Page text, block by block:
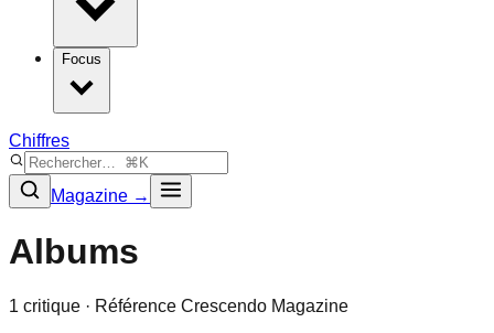
Focus
Chiffres
Magazine →
Albums
1 critique · Référence Crescendo Magazine